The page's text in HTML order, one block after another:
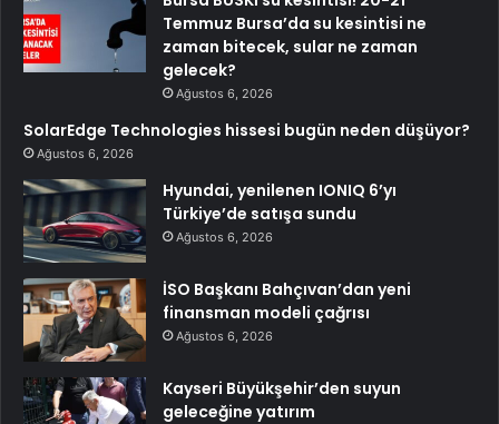
Temmuz Bursa’da su kesintisi ne
zaman bitecek, sular ne zaman
gelecek?
Ağustos 6, 2026
SolarEdge Technologies hissesi bugün neden düşüyor?
Ağustos 6, 2026
Hyundai, yenilenen IONIQ 6’yı
Türkiye’de satışa sundu
Ağustos 6, 2026
İSO Başkanı Bahçıvan’dan yeni
finansman modeli çağrısı
Ağustos 6, 2026
Kayseri Büyükşehir’den suyun
geleceğine yatırım